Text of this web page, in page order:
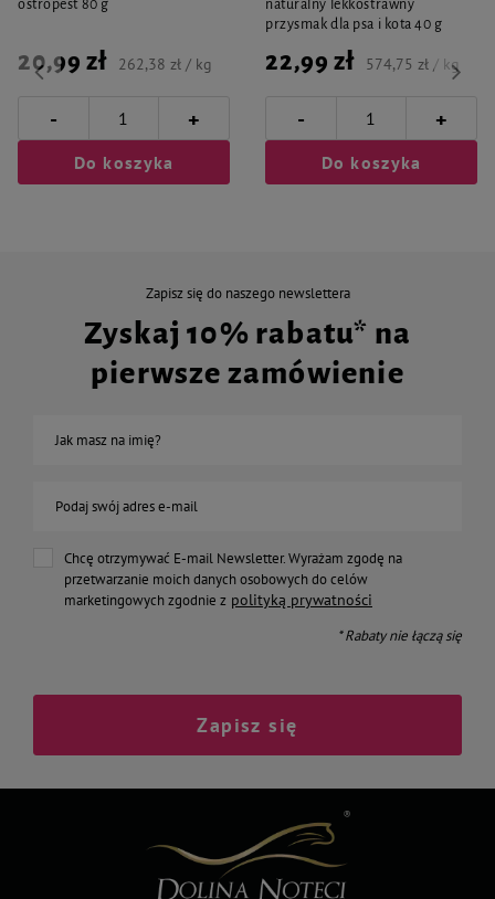
ostropest 80 g
20,99 zł 262,38 zł / kg
- +
Do koszyka
naturalny lekkostrawny
przysmak dla psa i kota 40 g
22,99 zł 574,75 zł / kg
- +
Do koszyka
Zapisz się do naszego newslettera
Zyskaj 10% rabatu* na
pierwsze zamówienie
Jak masz na imię?
Podaj swój adres e-mail
Chcę otrzymywać E-mail Newsletter. Wyrażam zgodę na
przetwarzanie moich danych osobowych do celów
marketingowych zgodnie z polityką prywatności
* Rabaty nie łączą się
Zapisz się